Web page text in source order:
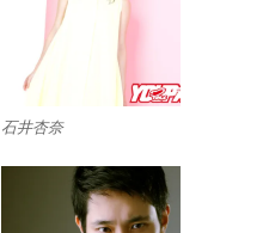
石井杏奈